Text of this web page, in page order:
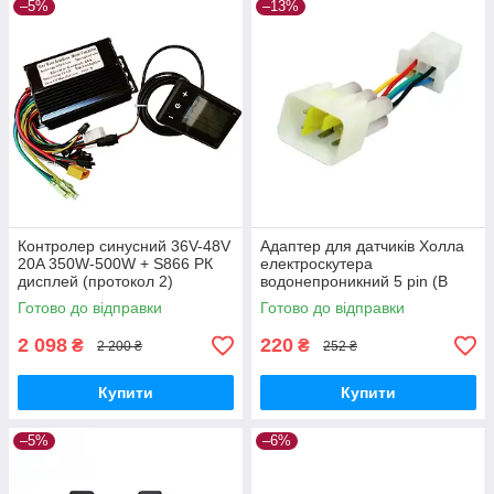
–5%
Контролер синусний 36V-48V
20A 350W-500W + S866 РК
дисплей (протокол 2)
Готово до відправки
2 098 ₴ 2 200 ₴
Купити
–13%
Адаптер для датчиків Холла
електроскутера
водонепроникний 5 pin (B
type)
Готово до відправки
220 ₴ 252 ₴
Купити
–5% –6%